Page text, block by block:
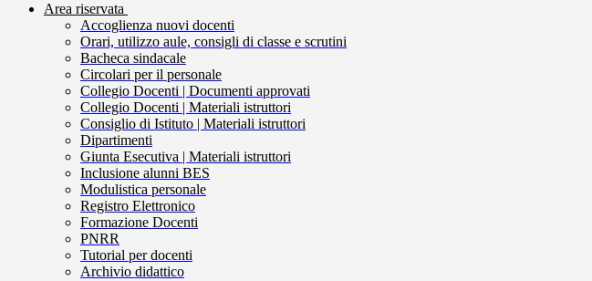
Area riservata
Accoglienza nuovi docenti
Orari, utilizzo aule, consigli di classe e scrutini
Bacheca sindacale
Circolari per il personale
Collegio Docenti | Documenti approvati
Collegio Docenti | Materiali istruttori
Consiglio di Istituto | Materiali istruttori
Dipartimenti
Giunta Esecutiva | Materiali istruttori
Inclusione alunni BES
Modulistica personale
Registro Elettronico
Formazione Docenti
PNRR
Tutorial per docenti
Archivio didattico